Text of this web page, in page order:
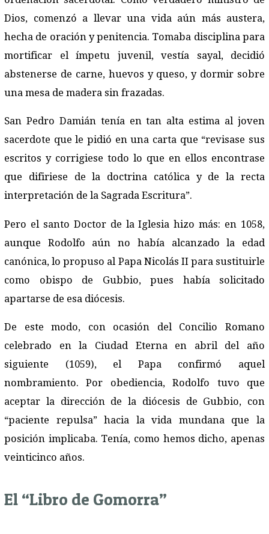
Dios, comenzó a llevar una vida aún más austera,
hecha de oración y penitencia. Tomaba disciplina para
mortificar el ímpetu juvenil, vestía sayal, decidió
abstenerse de carne, huevos y queso, y dormir sobre
una mesa de madera sin frazadas.
San Pedro Damián tenía en tan alta estima al joven
sacerdote que le pidió en una carta que “revisase sus
escritos y corrigiese todo lo que en ellos encontrase
que difiriese de la doctrina católica y de la recta
interpretación de la Sagrada Escritura”.
Pero el santo Doctor de la Iglesia hizo más: en 1058,
aunque Rodolfo aún no había alcanzado la edad
canónica, lo propuso al Papa Nicolás II para sustituirle
como obispo de Gubbio, pues había solicitado
apartarse de esa diócesis.
De este modo, con ocasión del Concilio Romano
celebrado en la Ciudad Eterna en abril del año
siguiente (1059), el Papa confirmó aquel
nombramiento. Por obediencia, Rodolfo tuvo que
aceptar la dirección de la diócesis de Gubbio, con
“paciente repulsa” hacia la vida mundana que la
posición implicaba. Tenía, como hemos dicho, apenas
veinticinco años.
El “Libro de Gomorra”